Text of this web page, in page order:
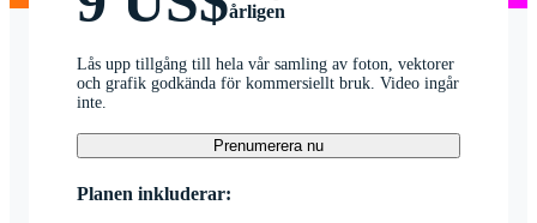
årligen
Lås upp tillgång till hela vår samling av foton, vektorer
och grafik godkända för kommersiellt bruk. Video ingår
inte.
Prenumerera nu
Planen inkluderar: